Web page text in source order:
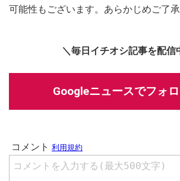
可能性もございます。あらかじめご了承
＼毎日イチオシ記事を配信
Googleニュースでフォ